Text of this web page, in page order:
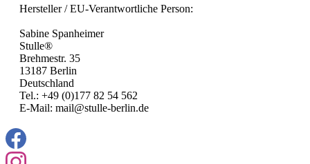
Hersteller / EU-Verantwortliche Person:
Sabine Spanheimer
Stulle®
Brehmestr. 35
13187 Berlin
Deutschland
Tel.: +49 (0)177 82 54 562
E-Mail: mail@stulle-berlin.de